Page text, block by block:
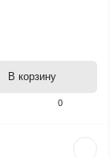
0
В корзину